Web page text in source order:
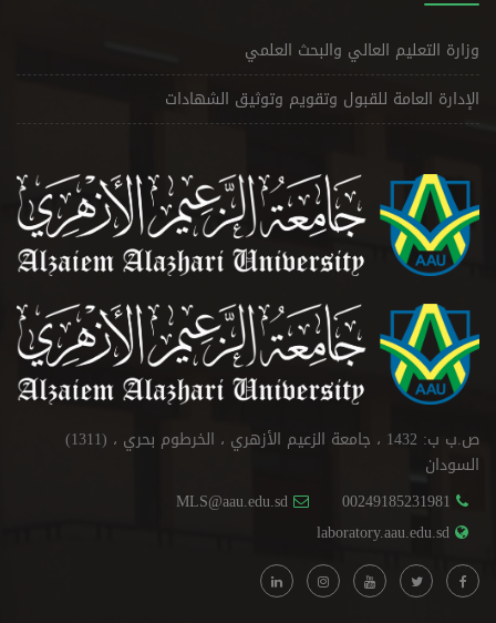
وزارة التعليم العالي والبحث العلمي
الإدارة العامة للقبول وتقويم وتوثيق الشهادات
ص.ب ب: 1432 ، جامعة الزعيم الأزهري ، الخرطوم بحري ، (1311)
السودان
00249185231981
MLS@aau.edu.sd
laboratory.aau.edu.sd